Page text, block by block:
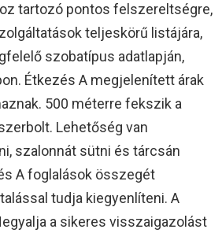
tartozó pontos felszereltségre,
teljeskörű listájára,
szobatípus adatlapján,
Étkezés A megjelenített árak
500 méterre fekszik a
Lehetőség van
szalonnát sütni és tárcsán
A foglalások összegét
tudja kiegyenlíteni. A
a sikeres visszaigazolást